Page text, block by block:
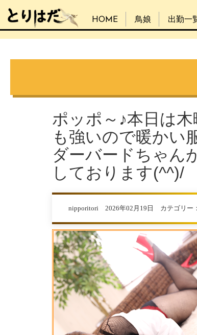
HOME 鳥娘 出勤一
ポッポ～♪本日は
も強いので暖かい
ダーバードちゃん
しております(^^)/
nipporitori 2026年02月19日 カテゴリー